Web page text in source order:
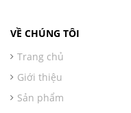
VỀ CHÚNG TÔI
Trang chủ
Giới thiệu
Sản phẩm